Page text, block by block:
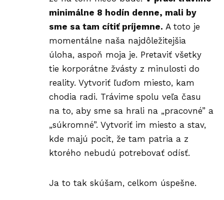
minimálne 8 hodín denne, mali by
sme sa tam cítiť príjemne. A toto je
momentálne naša najdôležitejšia
úloha, aspoň moja je. Pretaviť všetky
tie korporátne žvásty z minulosti do
reality. Vytvoriť ľuďom miesto, kam
chodia radi. Trávime spolu veľa času
na to, aby sme sa hrali na „pracovné” a
„súkromné”. Vytvoriť im miesto a stav,
kde majú pocit, že tam patria a z
ktorého nebudú potrebovať odísť.
Ja to tak skúšam, celkom úspešne.